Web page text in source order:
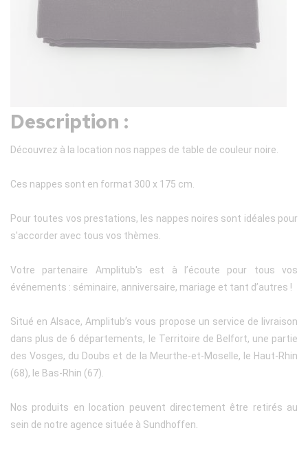
Description :
Découvrez à la location nos nappes de table de couleur noire.
Ces nappes sont en format 300 x 175 cm.
Pour toutes vos prestations, les nappes noires sont idéales pour
s'accorder avec tous vos thèmes.
Votre partenaire Amplitub's est à l’écoute pour tous vos
événements : séminaire, anniversaire, mariage et tant d’autres !
Situé en Alsace, Amplitub’s vous propose un service de livraison
dans plus de 6 départements, le Territoire de Belfort, une partie
des Vosges, du Doubs et de la Meurthe-et-Moselle, le Haut-Rhin
(68), le Bas-Rhin (67).
Nos produits en location peuvent directement être retirés au
sein de notre agence située à Sundhoffen.